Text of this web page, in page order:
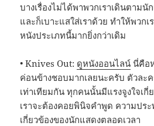
บางเรื่องไม่ได้พาพวกเราเดินตาม
และก็เบาะแสใส่เราด้วย ทำให้พวก
หนังประเภทนี้มากยิ่งกว่าเดิม
• Knives Out: ดูหนังออนไลน์ นี่คือ
ค่อนข้างชอบมากเลยนะครับ ตัวละ
เท่าเทียมกัน ทุกคนนั้นมีแรงจูงใจเ
เราจะต้องคอยพินิจคำพูด ความปร
เกี่ยวข้องของนักแสดงตลอดเวลา